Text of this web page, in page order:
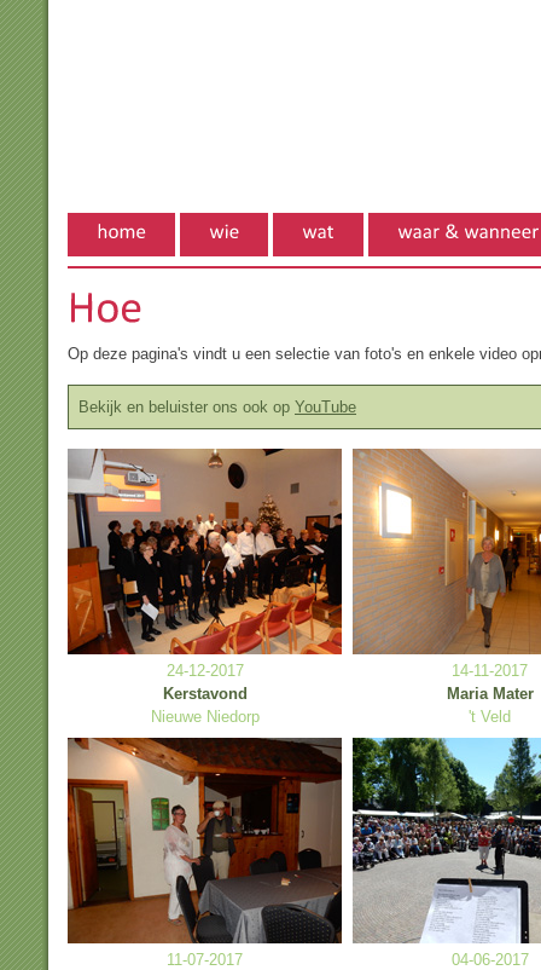
Op deze pagina's vindt u een selectie van foto's en enkele video
Bekijk en beluister ons ook op YouTube
24-12-2017
Kerstavond
Nieuwe Niedorp
14-11-2017
Maria Mater
't Veld
11-07-2017
04-06-2017